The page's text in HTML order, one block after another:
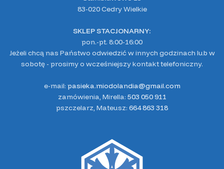
83-020 Cedry Wielkie
SKLEP STACJONARNY:
pon.-pt. 8:00-16:00
Jeżeli chcą nas Państwo odwiedzić w innych godzinach lub w
sobotę - prosimy o wcześniejszy kontakt telefoniczny.
e-mail: pasieka.miodolandia@gmail.com
zamówienia, Mirella: 503 050 911
pszczelarz, Mateusz: 664 863 318